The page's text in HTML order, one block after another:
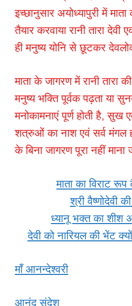
इच्छानुसार अयोध्यापुरी में
तैयार करवाया रानी तारा देवी
ही मनुष्य योनि से छूटकर
माता के जागरण में रानी तारा
मनुष्य भक्ति पूर्वक पढ़ता या
मनोकामनाएं पूर्ण होती है, सुख
शत्रुओं का नाश एवं सर्व मंगल
के बिना जागरण पूरा नहीं माना
माता का विराट
श्री वैष्णोदेवी
ध्यानू भक्त का शीश
देवी को नारियल की भेंट
माँ आनन्देश्वरी
आनंद संदेश